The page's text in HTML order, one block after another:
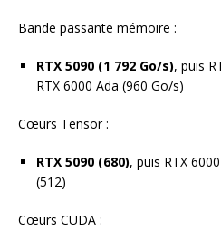
Bande passante mémoire :
RTX 5090 (1 792 Go/s), puis
RTX 6000 Ada (960 Go/s)
Cœurs Tensor :
RTX 5090 (680), puis RTX
(512)
Cœurs CUDA :